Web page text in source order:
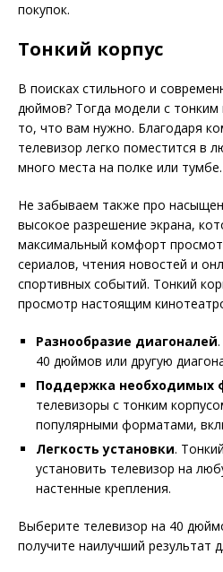
покупок.
Тонкий корпус
В поисках стильного и
дюймов? Тогда модели с
то, что вам нужно. Благодаря
телевизор легко поместится в
много места на полке или тумбе.
Не забываем также про
высокое разрешение экрана,
максимальный комфорт
сериалов, чтения новостей и
спортивных событий. Тонкий
просмотр настоящим
Разнообразие диагоналей
40 дюймов или другую
Поддержка необходимых
телевизоры с тонким
популярными форматами,
Легкость установки.
установить телевизор на
настенные крепления.
Выберите телевизор на 40
получите наилучший результат